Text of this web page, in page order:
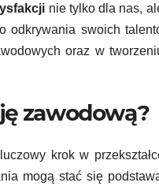
nie tylko dla nas,
odkrywania swoich
oraz w
zawodową?
krok w
mogą stać się